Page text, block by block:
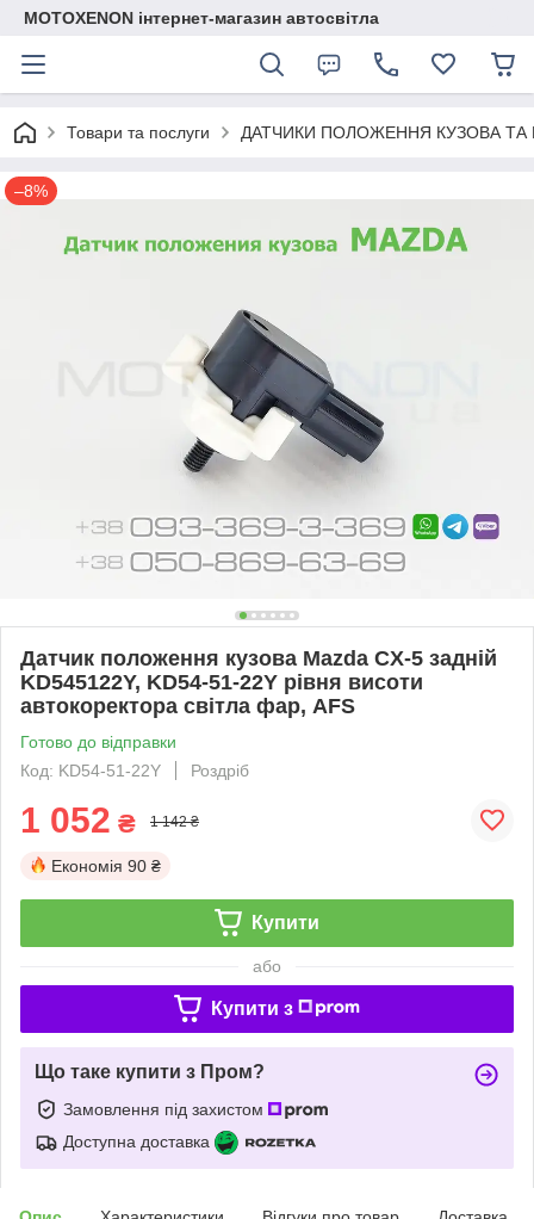
MOTOXENON інтернет-магазин автосвітла
Товари та послуги ДАТЧИКИ ПОЛОЖЕННЯ КУЗОВА ТА
–8%
Датчик положення кузова Mazda CX-5 задній
KD545122Y, KD54-51-22Y рівня висоти
автокоректора світла фар, AFS
Готово до відправки
Код: KD54-51-22Y
Роздріб
1 052 ₴ 1 142 ₴
Економія 90 ₴
Купити
або
Купити з
Що таке купити з Пром?
Замовлення під захистом
Доступна доставка